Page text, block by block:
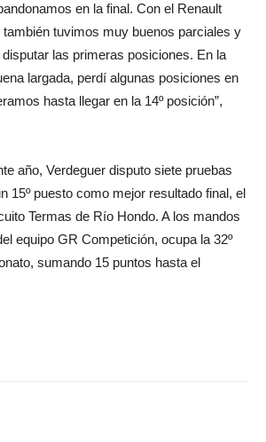
en la final. Con el Renault
también tuvimos muy buenos parciales y
las primeras posiciones. En la
largada, perdí algunas posiciones en
hasta llegar en la 14º posición”,
año, Verdeguer disputo siete pruebas
15º puesto como mejor resultado final, el
Termas de Río Hondo. A los mandos
equipo GR Competición, ocupa la 32º
sumando 15 puntos hasta el